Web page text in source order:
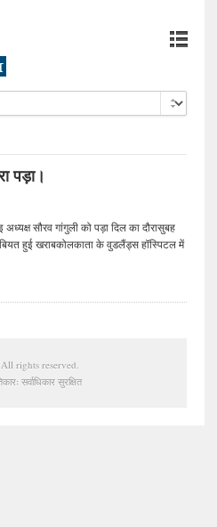
पड़ा।
अध्यक्ष सौरव गांगुली को पड़ा दिल का दौरासुबह
हुई खराबकोलकाता के वुडलैंड्स हॉस्पिटल में
rights reserved.
सर्वाधिकार सुरक्षित